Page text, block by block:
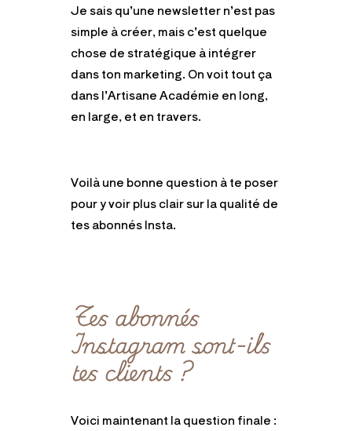
Je sais qu’une newsletter n’est pas
simple à créer, mais c’est quelque
chose de stratégique à intégrer
dans ton marketing. On voit tout ça
dans l’Artisane Académie en long,
en large, et en travers.
Voilà une bonne question à te poser
pour y voir plus clair sur la qualité de
tes abonnés Insta.
Tes abonnés
Instagram sont-ils
tes clients ?
Voici maintenant la question finale :